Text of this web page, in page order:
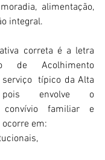
alimentação,
integral.
correta é a letra
de Acolhimento
típico da Alta
pois envolve o
convívio familiar e
em: